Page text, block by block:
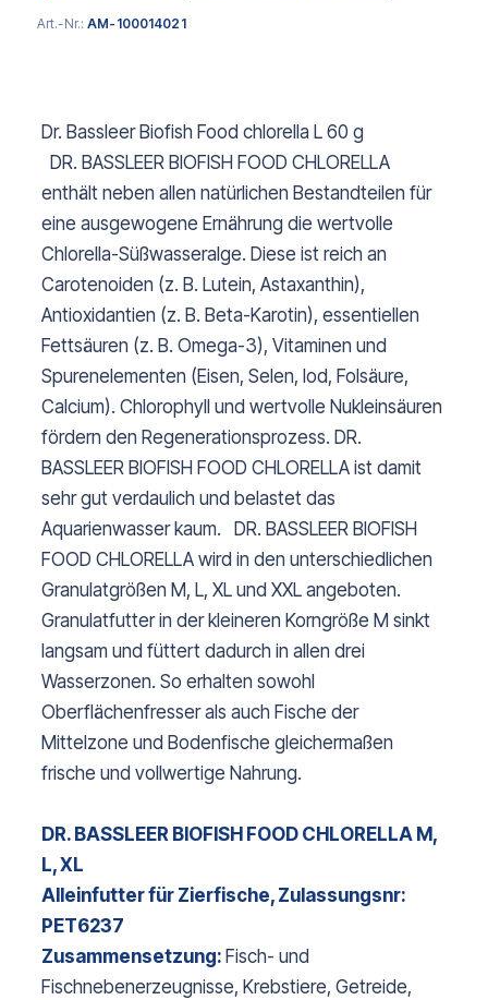
Art.-Nr.:AM-100014021
Dr. Bassleer Biofish Food chlorella L 60 g
DR. BASSLEER BIOFISH FOOD CHLORELLA
enthält neben allen natürlichen Bestandteilen für
eine ausgewogene Ernährung die wertvolle
Chlorella-Süßwasseralge. Diese ist reich an
Carotenoiden (z. B. Lutein, Astaxanthin),
Antioxidantien (z. B. Beta-Karotin), essentiellen
Fettsäuren (z. B. Omega-3), Vitaminen und
Spurenelementen (Eisen, Selen, Iod, Folsäure,
Calcium). Chlorophyll und wertvolle Nukleinsäuren
fördern den Regenerationsprozess. DR.
BASSLEER BIOFISH FOOD CHLORELLA ist damit
sehr gut verdaulich und belastet das
Aquarienwasser kaum. DR. BASSLEER BIOFISH
FOOD CHLORELLA wird in den unterschiedlichen
Granulatgrößen M, L, XL und XXL angeboten.
Granulatfutter in der kleineren Korngröße M sinkt
langsam und füttert dadurch in allen drei
Wasserzonen. So erhalten sowohl
Oberflächenfresser als auch Fische der
Mittelzone und Bodenfische gleichermaßen
frische und vollwertige Nahrung.
DR. BASSLEER BIOFISH FOOD CHLORELLA M,
L, XL
Alleinfutter für Zierfische, Zulassungsnr:
PET6237
Zusammensetzung: Fisch- und
Fischnebenerzeugnisse, Krebstiere, Getreide,